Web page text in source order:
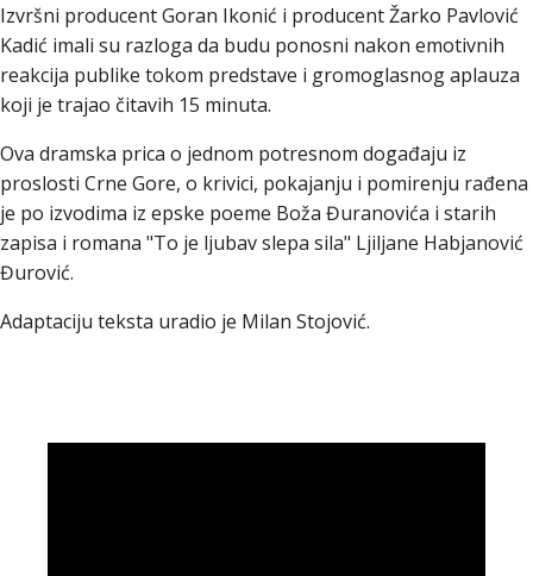
Izvršni producent Goran Ikonić i producent Žarko Pavlović
Kadić imali su razloga da budu ponosni nakon emotivnih
reakcija publike tokom predstave i gromoglasnog aplauza
koji je trajao čitavih 15 minuta.
Ova dramska prica o jednom potresnom događaju iz
proslosti Crne Gore, o krivici, pokajanju i pomirenju rađena
je po izvodima iz epske poeme Boža Đuranovića i starih
zapisa i romana "To je ljubav slepa sila" Ljiljane Habjanović
Đurović.
Adaptaciju teksta uradio je Milan Stojović.